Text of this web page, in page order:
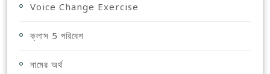
Voice Change Exercise
ক্লাস 5 পরিবেশ
নামের অর্থ